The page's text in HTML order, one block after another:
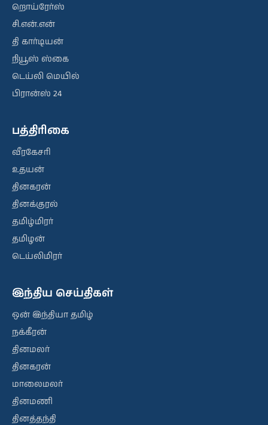
றொய்ரேர்ஸ்
சி.என்.என்
தி கார்டியன்
நியூஸ் ஸ்கை
டெய்லி மெயில்
பிரான்ஸ் 24
பத்திரிகை
வீரகேசரி
உதயன்
தினகரன்
தினக்குரல்
தமிழ்மிரர்
தமிழன்
டெய்லிமிரர்
இந்திய செய்திகள்
ஒன் இந்தியா தமிழ்
நக்கீரன்
தினமலர்
தினகரன்
மாலைமலர்
தினமணி
தினத்தந்தி